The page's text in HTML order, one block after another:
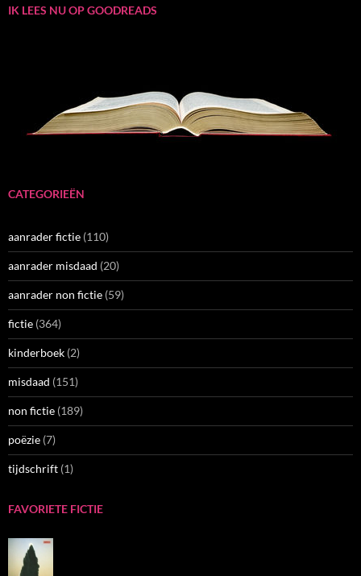
IK LEES NU OP GOODREADS
CATEGORIEËN
aanrader fictie (110)
aanrader misdaad (20)
aanrader non fictie (59)
fictie (364)
kinderboek (2)
misdaad (151)
non fictie (189)
poëzie (7)
tijdschrift (1)
FAVORIETE FICTIE